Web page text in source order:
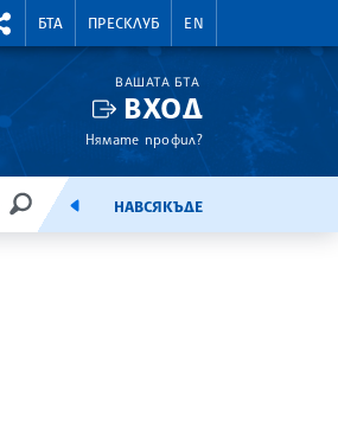
RIGHTMENU.SOCIAL
БТА ПРЕСКЛУБ EN
ВАШАТА БТА
ВХОД
Нямате профил?
ТЪРСЕНЕЕМИСИЯНАВСЯКЪДЕ